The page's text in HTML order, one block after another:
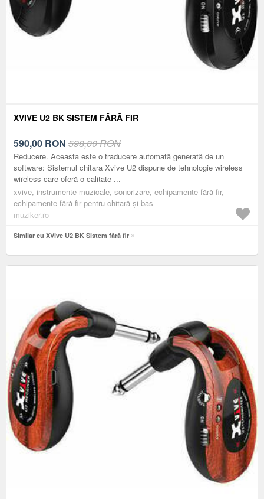
XVIVE U2 BK SISTEM FĂRĂ FIR
590,00 RON 598,00 RON
Reducere. Aceasta este o traducere automată generată de un
software: Sistemul chitara Xvive U2 dispune de tehnologie wireless
wireless care oferă o calitate ...
xvive, instrumente muzicale, sonorizare, echipamente fără fir,
echipamente fără fir pentru chitară și bas
muziker.ro
Similar cu XVive U2 BK Sistem fără fir